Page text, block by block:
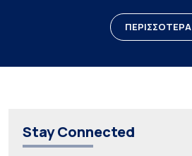
ΠΕΡΙΣΣΟΤΕΡΑ
Stay Connected